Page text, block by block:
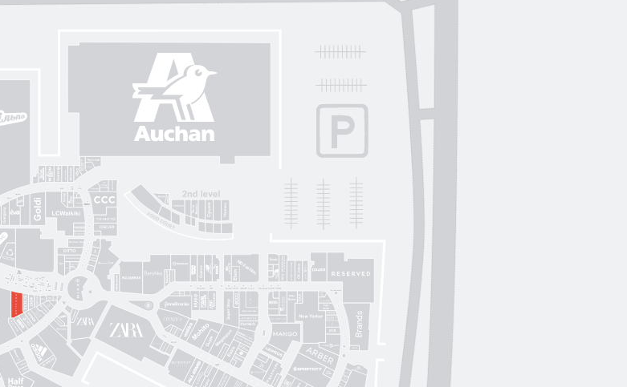
Rikky Hype
Guide
Guess
Super Step
Yarmich
MD Fashion
OUI
Авіація Галичини
Gorgany
Gorenje
Proзріння
Mariani Italy
OSCAR